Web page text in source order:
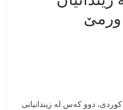
ورمێ
١٥ی گوڵانی ٢٧٢٣ی کوردی، دوو کەس لە زیندانیانی